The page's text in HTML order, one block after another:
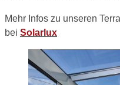
Mehr Infos zu unseren
bei Solarlux